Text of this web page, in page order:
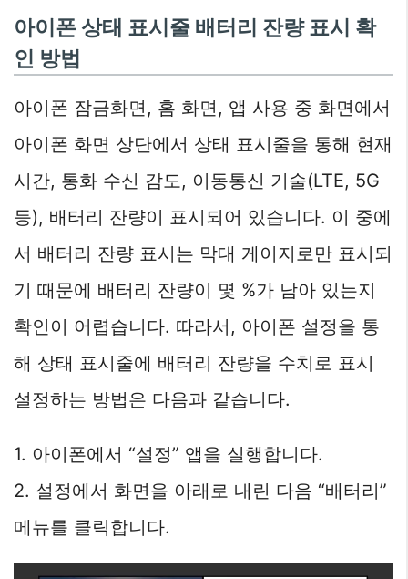
아이폰 상태 표시줄 배터리 잔량 표시 확
인 방법
아이폰 잠금화면, 홈 화면, 앱 사용 중 화면에서
아이폰 화면 상단에서 상태 표시줄을 통해 현재
시간, 통화 수신 감도, 이동통신 기술(LTE, 5G
등), 배터리 잔량이 표시되어 있습니다. 이 중에
서 배터리 잔량 표시는 막대 게이지로만 표시되
기 때문에 배터리 잔량이 몇 %가 남아 있는지
확인이 어렵습니다. 따라서, 아이폰 설정을 통
해 상태 표시줄에 배터리 잔량을 수치로 표시
설정하는 방법은 다음과 같습니다.
1. 아이폰에서 “설정” 앱을 실행합니다.
2. 설정에서 화면을 아래로 내린 다음 “배터리”
메뉴를 클릭합니다.